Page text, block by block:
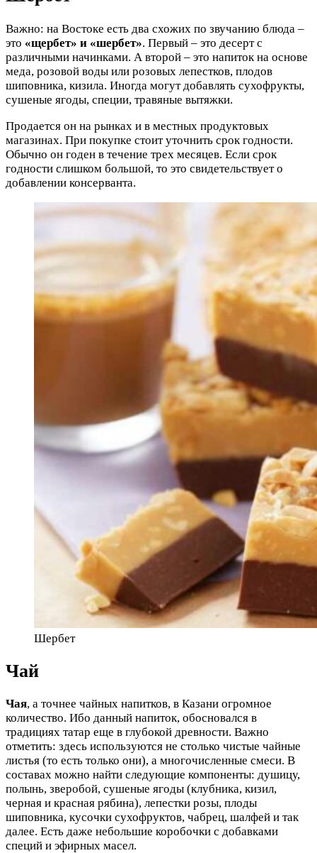
Важно: на Востоке есть два схожих по звучанию блюда –
это «щербет» и «шербет». Первый – это десерт с
различными начинками. А второй – это напиток на основе
меда, розовой воды или розовых лепестков, плодов
шиповника, кизила. Иногда могут добавлять сухофрукты,
сушеные ягоды, специи, травяные вытяжки.
Продается он на рынках и в местных продуктовых
магазинах. При покупке стоит уточнить срок годности.
Обычно он годен в течение трех месяцев. Если срок
годности слишком большой, то это свидетельствует о
добавлении консерванта.
Шербет
Чай
Чая, а точнее чайных напитков, в Казани огромное
количество. Ибо данный напиток, обосновался в
традициях татар еще в глубокой древности. Важно
отметить: здесь используются не столько чистые чайные
листья (то есть только они), а многочисленные смеси. В
составах можно найти следующие компоненты: душицу,
полынь, зверобой, сушеные ягоды (клубника, кизил,
черная и красная рябина), лепестки розы, плоды
шиповника, кусочки сухофруктов, чабрец, шалфей и так
далее. Есть даже небольшие коробочки с добавками
специй и эфирных масел.